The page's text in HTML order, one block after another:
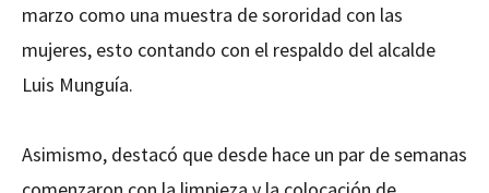
marzo como una muestra de sororidad con las
mujeres, esto contando con el respaldo del alcalde
Luis Munguía.
Asimismo, destacó que desde hace un par de semanas